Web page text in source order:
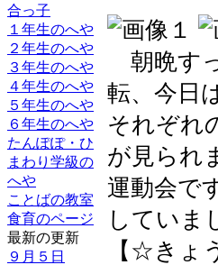
合っ子
１年生のへや
２年生のへや
３年生のへや
４年生のへや
５年生のへや
６年生のへや
たんぽぽ・ひ
まわり学級の
へや
ことばの教室
食育のページ
最新の更新
９月５日
朝晩す
転、今日
それぞれ
が見られ
運動会で
していま
【☆きょ